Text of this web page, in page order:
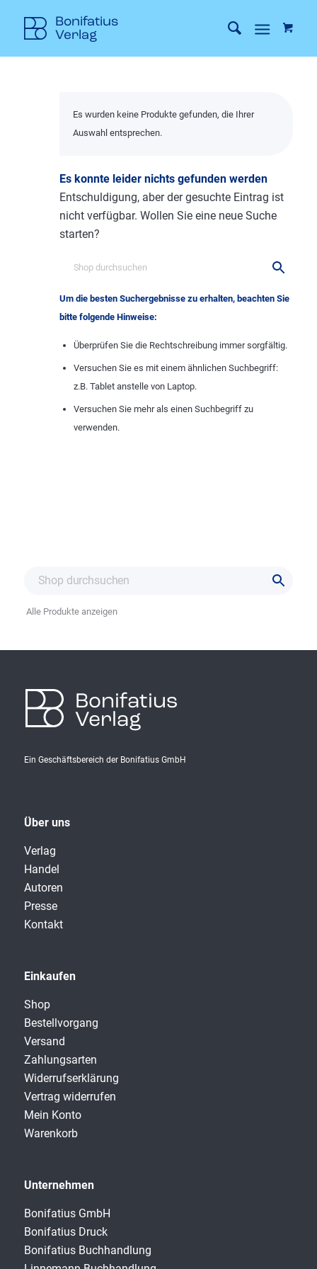
Es wurden keine Produkte gefunden, die Ihrer
Auswahl entsprechen.
Es konnte leider nichts gefunden werden
Entschuldigung, aber der gesuchte Eintrag ist
nicht verfügbar. Wollen Sie eine neue Suche
starten?
Um die besten Suchergebnisse zu erhalten, beachten Sie
bitte folgende Hinweise:
Überprüfen Sie die Rechtschreibung immer sorgfältig.
Versuchen Sie es mit einem ähnlichen Suchbegriff:
z.B. Tablet anstelle von Laptop.
Versuchen Sie mehr als einen Suchbegriff zu
verwenden.
Alle Produkte anzeigen
Bonifatius
Verlag
Ein Geschäftsbereich der Bonifatius GmbH
Über uns
Verlag
Handel
Autoren
Presse
Kontakt
Einkaufen
Shop
Bestellvorgang
Versand
Zahlungsarten
Widerrufserklärung
Vertrag widerrufen
Mein Konto
Warenkorb
Unternehmen
Bonifatius GmbH
Bonifatius Druck
Bonifatius Buchhandlung